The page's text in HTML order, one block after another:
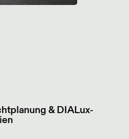
& DIALux-